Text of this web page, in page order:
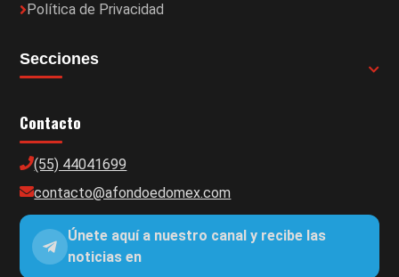
Política de Privacidad
Secciones
Contacto
(55) 44041699
contacto@afondoedomex.com
Únete aquí a nuestro canal y recibe las
noticias en